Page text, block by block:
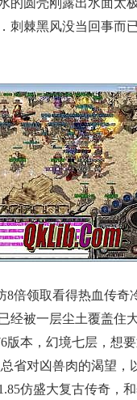
的圆壳刚露出水面太
刺棘黑风没当回事而
倍领取看得热血传奇
经被一层尘土覆盖住
本，幻境七层，想
省对凶兽肉的渴望
仿盛大复古传奇，